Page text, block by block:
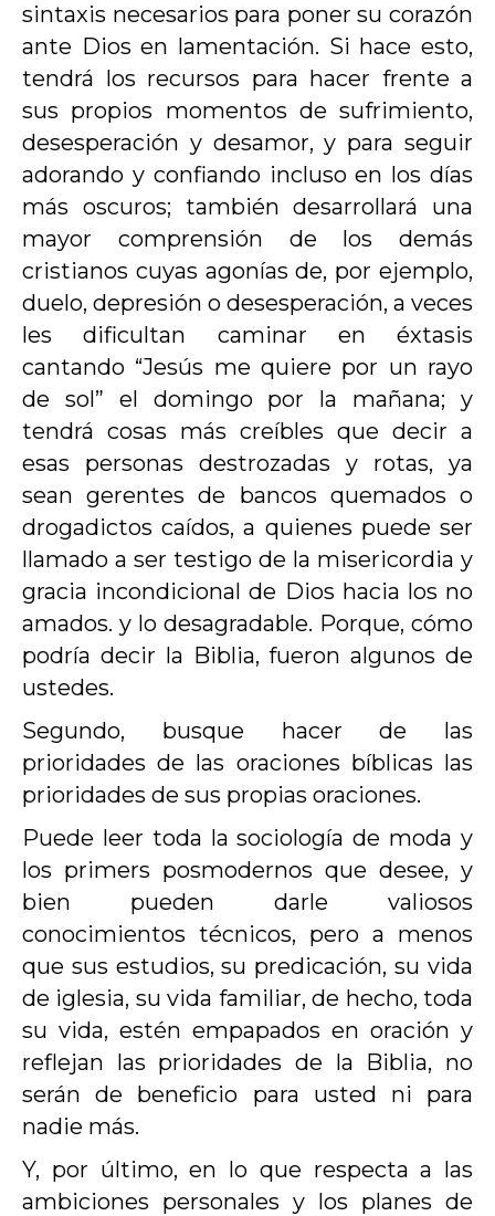
sintaxis necesarios para poner su corazón
ante Dios en lamentación. Si hace esto,
tendrá los recursos para hacer frente a
sus propios momentos de sufrimiento,
desesperación y desamor, y para seguir
adorando y confiando incluso en los días
más oscuros; también desarrollará una
mayor comprensión de los demás
cristianos cuyas agonías de, por ejemplo,
duelo, depresión o desesperación, a veces
les dificultan caminar en éxtasis
cantando “Jesús me quiere por un rayo
de sol” el domingo por la mañana; y
tendrá cosas más creíbles que decir a
esas personas destrozadas y rotas, ya
sean gerentes de bancos quemados o
drogadictos caídos, a quienes puede ser
llamado a ser testigo de la misericordia y
gracia incondicional de Dios hacia los no
amados. y lo desagradable. Porque, cómo
podría decir la Biblia, fueron algunos de
ustedes.
Segundo, busque hacer de las
prioridades de las oraciones bíblicas las
prioridades de sus propias oraciones.
Puede leer toda la sociología de moda y
los primers posmodernos que desee, y
bien pueden darle valiosos
conocimientos técnicos, pero a menos
que sus estudios, su predicación, su vida
de iglesia, su vida familiar, de hecho, toda
su vida, estén empapados en oración y
reflejan las prioridades de la Biblia, no
serán de beneficio para usted ni para
nadie más.
Y, por último, en lo que respecta a las
ambiciones personales y los planes de